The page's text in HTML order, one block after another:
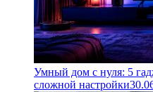
Умный дом с нуля: 5
сложной настройки